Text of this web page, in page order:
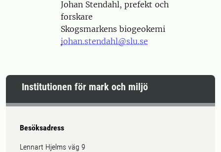
PersonJohan Stendahl, prefekt och
forskare
Skogsmarkens biogeokemi
johan.stendahl@slu.se
Institutionen för mark och miljö
Besöksadress
Lennart Hjelms väg 9